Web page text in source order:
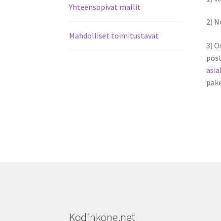
Yhteensopivat mallit
Mahdolliset toimitustavat
2)
3)
Kodinkone.net